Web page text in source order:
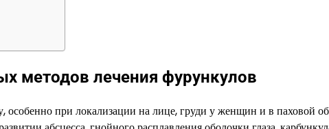
методов лечения фурункулов
особенно при локализации на лице, груди у женщин и в паховой